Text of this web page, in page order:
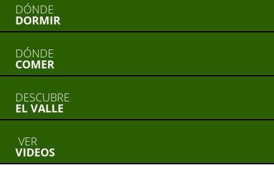
DÓNDE
DORMIR
DÓNDE
COMER
DESCUBRE
EL VALLE
VER
VIDEOS